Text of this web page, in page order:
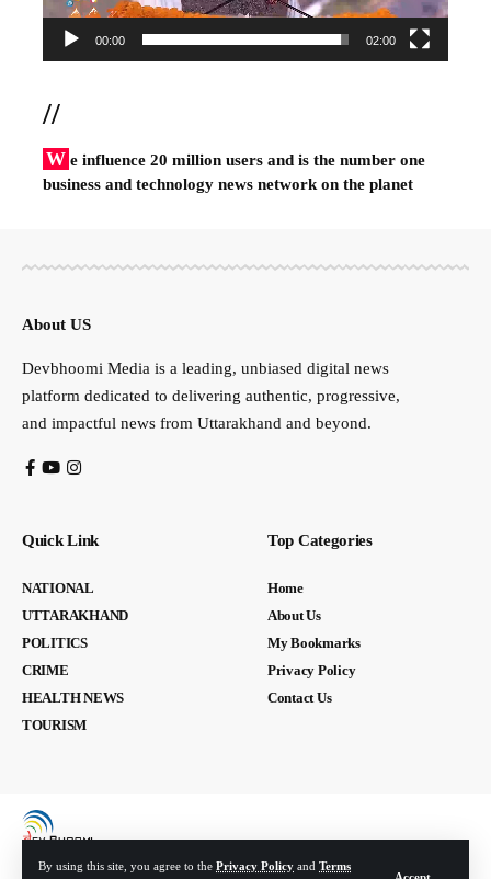
By using this site, you agree to the Privacy Policy and Terms
Accept
00:00 02:00
//
W e influence 20 million users and is the number one
business and technology news network on the planet
About US
Devbhoomi Media is a leading, unbiased digital news
platform dedicated to delivering authentic, progressive,
and impactful news from Uttarakhand and beyond.
Quick Link
NATIONAL
UTTARAKHAND
POLITICS
CRIME
HEALTH NEWS
TOURISM
Top Categories
Home
About Us
My Bookmarks
Privacy Policy
Contact Us